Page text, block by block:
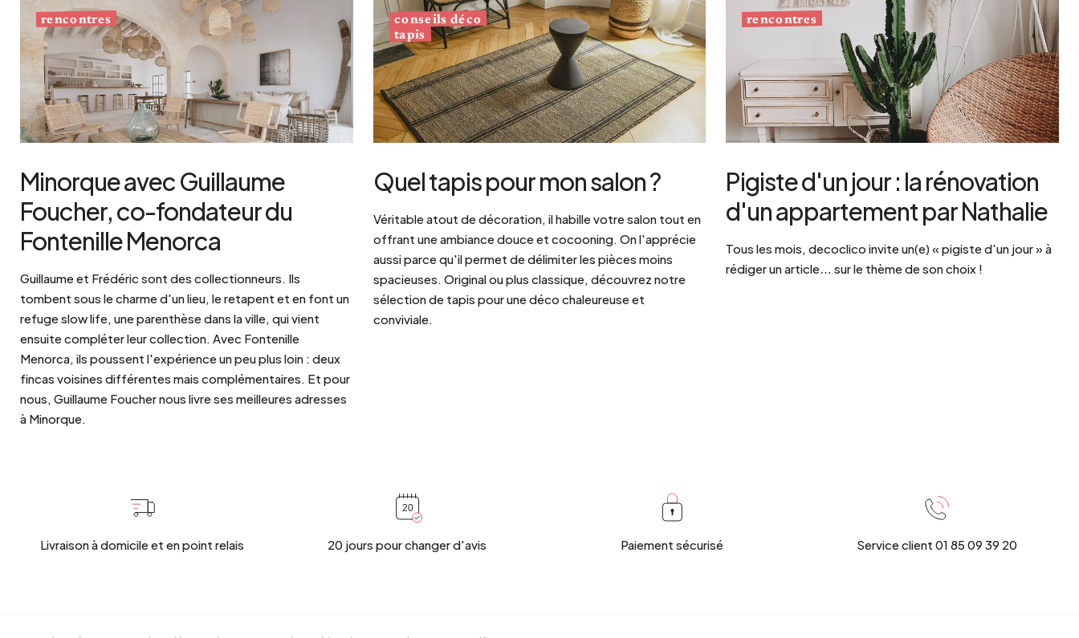
rencontres
Minorque avec Guillaume
Foucher, co-fondateur du
Fontenille Menorca
Guillaume et Frédéric sont des collectionneurs. Ils
tombent sous le charme d'un lieu, le retapent et en font un
refuge slow life, une parenthèse dans la ville, qui vient
ensuite compléter leur collection. Avec Fontenille
Menorca, ils poussent l'expérience un peu plus loin : deux
fincas voisines différentes mais complémentaires. Et pour
nous, Guillaume Foucher nous livre ses meilleures adresses
à Minorque.
conseils déco
tapis
Quel tapis pour mon salon ?
Véritable atout de décoration, il habille votre salon tout en
offrant une ambiance douce et cocooning. On l'apprécie
aussi parce qu'il permet de délimiter les pièces moins
spacieuses. Original ou plus classique, découvrez notre
sélection de tapis pour une déco chaleureuse et
conviviale.
rencontres
Pigiste d'un jour : la rénovation
d'un appartement par Nathalie
Tous les mois, decoclico invite un(e) « pigiste d'un jour » à
rédiger un article… sur le thème de son choix !
Livraison à domicile et en point relais 20 jours pour changer d'avis Paiement sécurisé Service client 01 85 09 39 20